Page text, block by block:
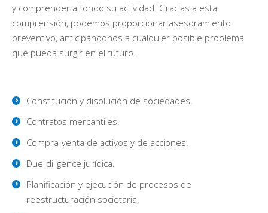
y comprender a fondo su actividad. Gracias a esta
comprensión, podemos proporcionar asesoramiento
preventivo, anticipándonos a cualquier posible problema
que pueda surgir en el futuro.
Constitución y disolución de sociedades.
Contratos mercantiles.
Compra-venta de activos y de acciones.
Due-diligence jurídica.
Planificación y ejecución de procesos de
reestructuración societaria.